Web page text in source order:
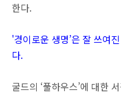
한다.
'경이로운 생명’은 잘 쓰여
다.
굴드의 ‘풀하우스’에 대한